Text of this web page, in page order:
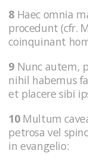
8 Haec omnia
procedunt (cfr.
coinquinant
9 Nunc autem,
nihil habemus
et placere sibi
10Multum
petrosa vel
in evangelio: